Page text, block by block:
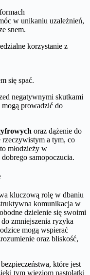
w unikaniu uzależnień,
snem.
korzystanie z
się spać.
negatywnymi skutkami
prowadzić do
oraz dążenie do
a tym, co
młodzieży w
dobrego samopoczucia.
kluczową rolę w dbaniu
komunikacja w
dzielenie się swoimi
zmniejszenia ryzyka
mogą wspierać
oraz bliskość,
które jest
tym więziom nastolatki